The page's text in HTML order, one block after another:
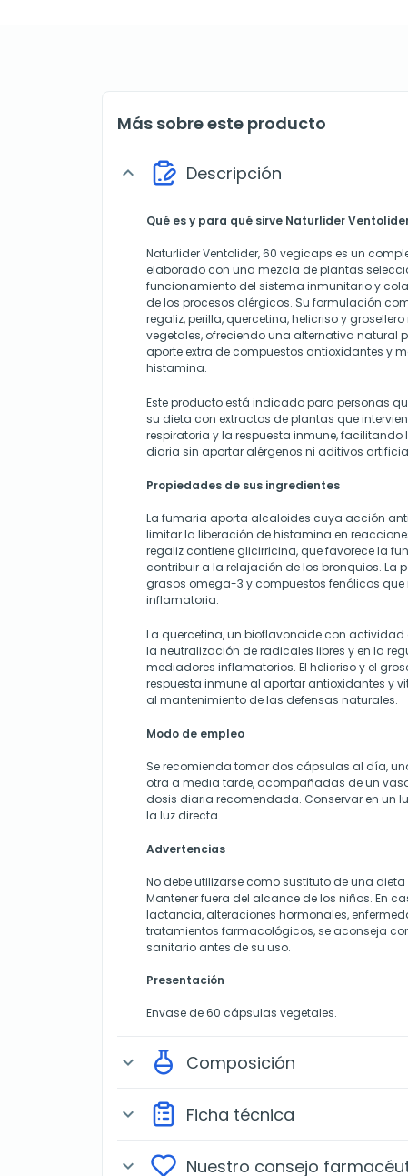
Más sobre este producto
expand_more Descripción
Qué es y para qué sirve Naturlider
Naturlider Ventolider, 60 vegicaps es un
elaborado con una mezcla de plantas
funcionamiento del sistema inmunitario y
de los procesos alérgicos. Su formulación
regaliz, perilla, quercetina, helicriso y
vegetales, ofreciendo una alternativa natural
aporte extra de compuestos antioxidantes y
histamina.
Este producto está indicado para personas
su dieta con extractos de plantas que
respiratoria y la respuesta inmune,
diaria sin aportar alérgenos ni aditivos
Propiedades de sus ingredientes
La fumaria aporta alcaloides cuya acción
limitar la liberación de histamina en
regaliz contiene glicirricina, que favorece la
contribuir a la relajación de los bronquios. La
grasos omega-3 y compuestos fenólicos
inflamatoria.
La quercetina, un bioflavonoide con
la neutralización de radicales libres y en la
mediadores inflamatorios. El helicriso y el
respuesta inmune al aportar antioxidantes y
al mantenimiento de las defensas naturales.
Modo de empleo
Se recomienda tomar dos cápsulas al día,
otra a media tarde, acompañadas de un
dosis diaria recomendada. Conservar en un
la luz directa.
Advertencias
No debe utilizarse como sustituto de una
Mantener fuera del alcance de los niños. En
lactancia, alteraciones hormonales,
tratamientos farmacológicos, se aconseja
sanitario antes de su uso.
Presentación
Envase de 60 cápsulas vegetales.
expand_more Composición
expand_more Ficha técnica
expand_more Nuestro consejo